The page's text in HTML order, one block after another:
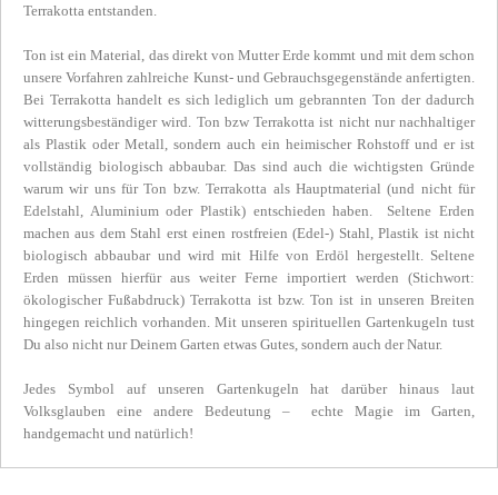
Terrakotta entstanden.
Ton ist ein Material, das direkt von Mutter Erde kommt und mit dem schon
unsere Vorfahren zahlreiche Kunst- und Gebrauchsgegenstände anfertigten.
Bei Terrakotta handelt es sich lediglich um gebranntenTon der dadurch
witterungsbeständiger wird. Ton bzw Terrakotta ist nicht nur nachhaltiger
als Plastik oder Metall, sondern auch ein heimischer Rohstoff und er ist
vollständig biologisch abbaubar. Das sind auch die wichtigsten Gründe
warum wir uns für Ton bzw. Terrakotta als Hauptmaterial (und nicht für
Edelstahl, Aluminium oder Plastik) entschieden haben. Seltene Erden
machen aus dem Stahl erst einen rostfreien (Edel-) Stahl, Plastik ist nicht
biologisch abbaubar und wird mit Hilfe von Erdöl hergestellt. Seltene
Erden müssen hierfür aus weiter Ferne importiert werden (Stichwort:
ökologischer Fußabdruck) Terrakotta ist bzw. Ton ist in unseren Breiten
hingegen reichlich vorhanden. Mit unseren spirituellen Gartenkugeln tust
Du also nicht nur Deinem Garten etwas Gutes, sondern auch der Natur.
Jedes Symbol auf unseren Gartenkugeln hat darüber hinaus laut
Volksglauben eine andere Bedeutung – echte Magie im Garten,
handgemacht und natürlich!